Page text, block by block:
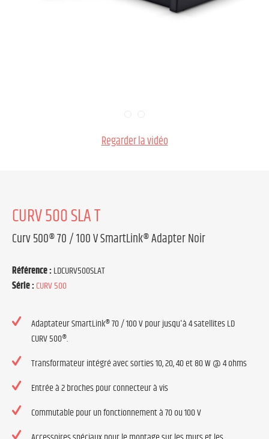
Regarder la vidéo
CURV 500 SLA T
Curv 500® 70 / 100 V SmartLink® Adapter Noir
Référence :LDCURV500SLAT
Série :CURV 500
Adaptateur SmartLink® 70 / 100 V pour jusqu'à 4 satellites LD
CURV 500®.
Transformateur intégré avec sorties 10, 20, 40 et 80 W @ 4 ohms
Entrée à 2 broches pour connecteur à vis
Commutable pour un fonctionnement à 70 ou 100 V